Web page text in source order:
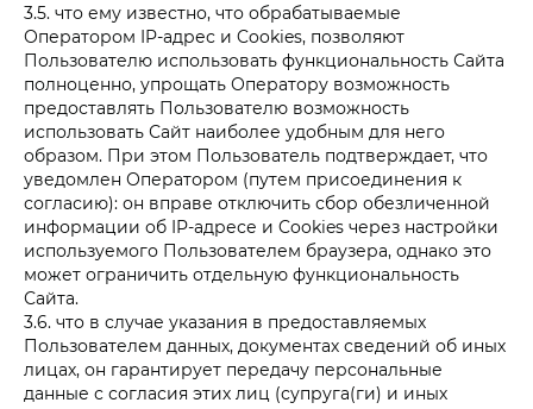
3.5. что ему известно, что обрабатываемые
Оператором IP-адрес и Cookies, позволяют
Пользователю использовать функциональность Сайта
полноценно, упрощать Оператору возможность
предоставлять Пользователю возможность
использовать Сайт наиболее удобным для него
образом. При этом Пользователь подтверждает, что
уведомлен Оператором (путем присоединения к
согласию): он вправе отключить сбор обезличенной
информации об IP-адресе и Cookies через настройки
используемого Пользователем браузера, однако это
может ограничить отдельную функциональность
Сайта.
3.6. что в случае указания в предоставляемых
Пользователем данных, документах сведений об иных
лицах, он гарантирует передачу персональные
данные с согласия этих лиц (супруга(ги) и иных